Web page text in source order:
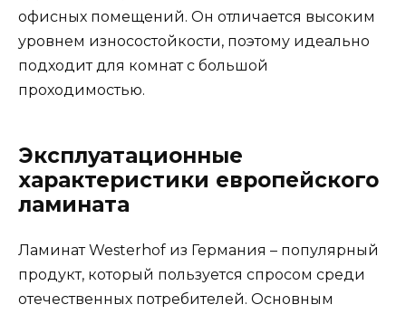
офисных помещений. Он отличается высоким
уровнем износостойкости, поэтому идеально
подходит для комнат с большой
проходимостью.
Эксплуатационные
характеристики европейского
ламината
Ламинат Westerhof из Германия – популярный
продукт, который пользуется спросом среди
отечественных потребителей. Основным